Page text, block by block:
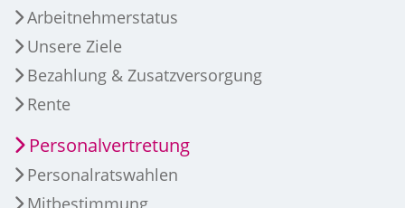
Arbeitnehmerstatus
Unsere Ziele
Bezahlung & Zusatzversorgung
Rente
Personalvertretung
Personalratswahlen
Mitbestimmung